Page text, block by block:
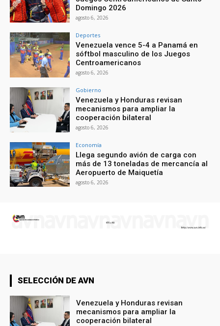
Domingo 2026
agosto 6, 2026
Deportes
Venezuela vence 5-4 a Panamá en
sóftbol masculino de los Juegos
Centroamericanos
agosto 6, 2026
Gobierno
Venezuela y Honduras revisan
mecanismos para ampliar la
cooperación bilateral
agosto 6, 2026
Economía
Llega segundo avión de carga con
más de 13 toneladas de mercancía al
Aeropuerto de Maiquetía
agosto 6, 2026
SELECCIÓN DE AVN
Venezuela y Honduras revisan
mecanismos para ampliar la
cooperación bilateral